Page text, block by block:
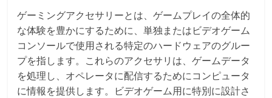
ゲーミングアクセサリーとは、ゲームプレイの全体的
な体験を豊かにするために、単独またはビデオゲーム
コンソールで使用される特定のハードウェアのグルー
プを指します。これらのアクセサリは、ゲームデータ
を処理し、オペレータに配信するためにコンピュータ
に情報を提供します。ビデオゲーム用に特別に設計さ